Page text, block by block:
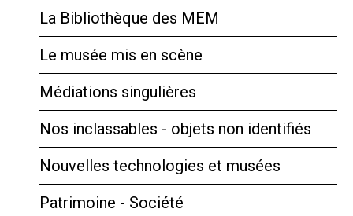
La Bibliothèque des MEM
Le musée mis en scène
Médiations singulières
Nos inclassables - objets non identifiés
Nouvelles technologies et musées
Patrimoine - Société